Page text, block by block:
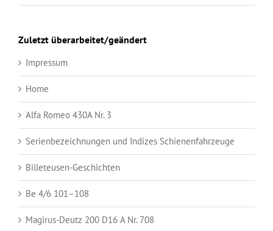
Zuletzt überarbeitet/geändert
Impressum
Home
Alfa Romeo 430A Nr. 3
Serienbezeichnungen und Indizes Schienenfahrzeuge
Billeteusen-Geschichten
Be 4/6 101–108
Magirus-Deutz 200 D16 A Nr. 708